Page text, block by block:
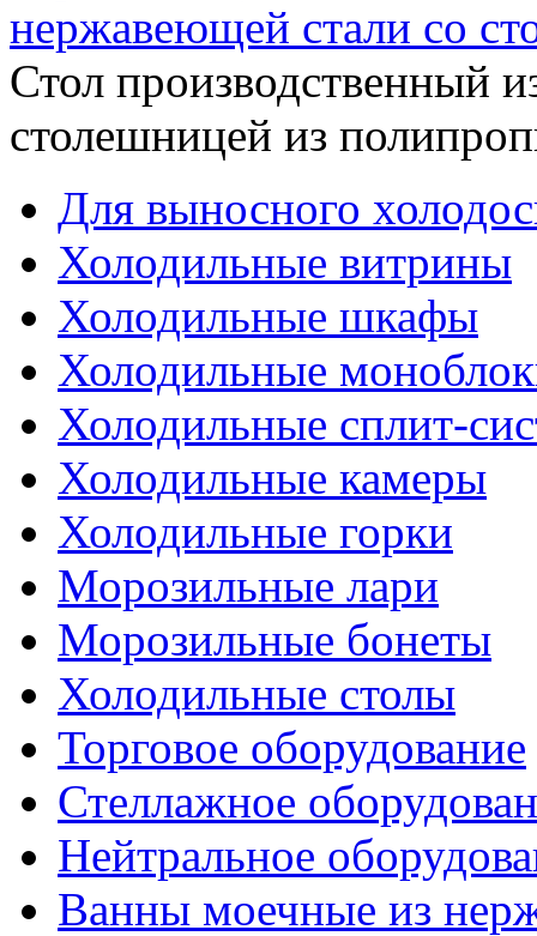
нержавеющей стали со
Стол производственный
столешницей из
Для выносного
Холодильные витрины
Холодильные шкафы
Холодильные
Холодильные сплит-
Холодильные камеры
Холодильные горки
Морозильные лари
Морозильные бонеты
Холодильные столы
Торговое оборудование
Стеллажное
Нейтральное
Ванны моечные из